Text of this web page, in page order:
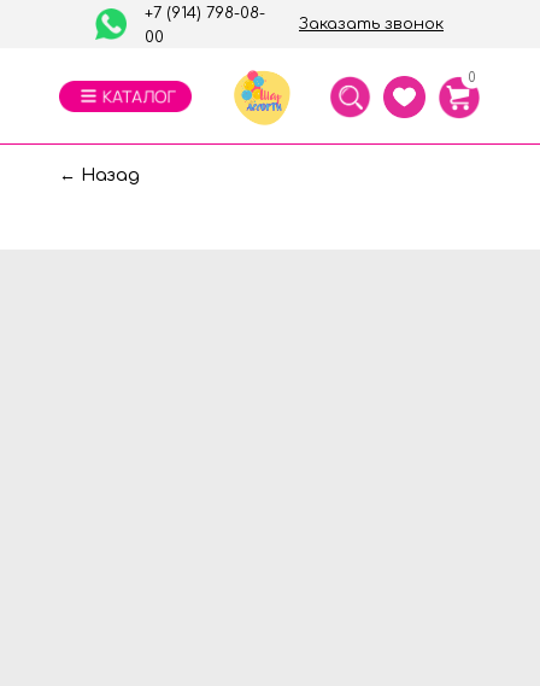
Заказать звонок
+7 (914) 798-08-
00
0
← Назад